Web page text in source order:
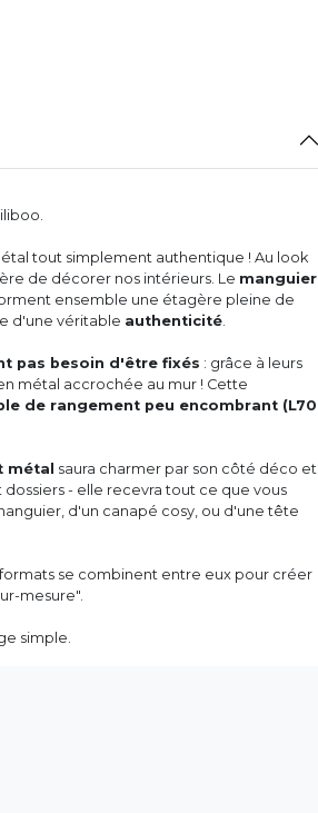
tout simplement authentique ! Au look
de décorer nos intérieurs. Le manguier
ensemble une étagère pleine de
d'une véritable authenticité.
pas besoin d'être fixés : grâce à leurs
métal accrochée au mur ! Cette
de rangement peu encombrant (L70
métal
saura charmer par son côté déco et
dossiers - elle recevra tout ce que vous
d'un canapé cosy, ou d'une tête
formats se combinent entre eux pour créer
mesure".
simple.